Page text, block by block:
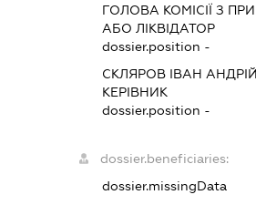
ГОЛОВА КОМІСІЇ З
АБО ЛІКВІДАТОР
dossier.position -
СКЛЯРОВ ІВАН
КЕРІВНИК
dossier.position -
dossier.beneficiaries:
dossier.missingData